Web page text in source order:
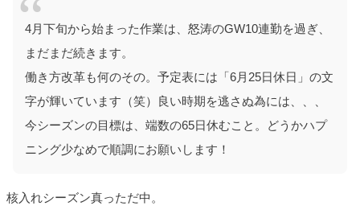
4月下旬から始まった作業は、怒涛のGW10連勤を過ぎ、
まだまだ続きます。
働き方改革も何のその。予定表には「6月25日休日」の文
字が輝いています（笑）良い時期を逃さぬ為には、、、
今シーズンの目標は、端数の65日休むこと。どうかハプ
ニング少なめで順調にお願いします！
核入れシーズン真っただ中。